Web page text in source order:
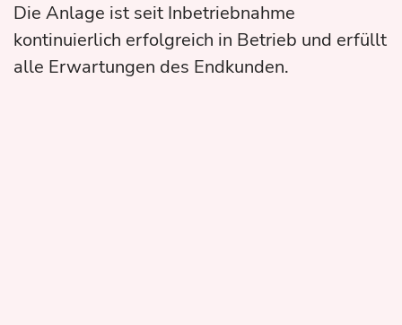
Die Anlage ist seit Inbetriebnahme
kontinuierlich erfolgreich in Betrieb und erfüllt
alle Erwartungen des Endkunden.